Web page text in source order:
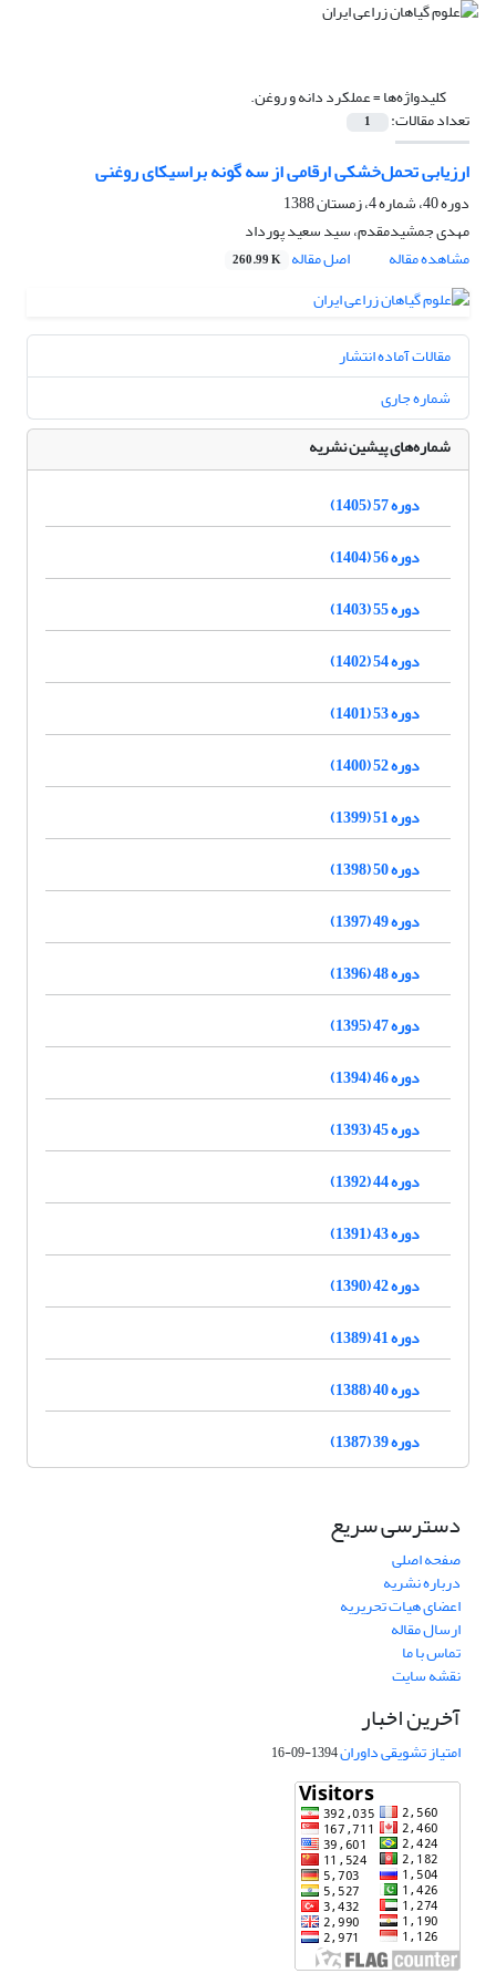
کلیدواژه‌ها =عملکرد دانه و روغن.
تعداد مقالات: 1
ارزیابی تحمل‌خشکی ارقامی از سه گونه براسیکای روغنی
دوره 40، شماره 4، زمستان 1388
مهدی جمشیدمقدم، سید سعید پورداد
مشاهده مقاله
اصل مقاله 260.99 K
مقالات آماده انتشار
شماره جاری
شماره‌های پیشین نشریه
دوره 57 (1405)
دوره 56 (1404)
دوره 55 (1403)
دوره 54 (1402)
دوره 53 (1401)
دوره 52 (1400)
دوره 51 (1399)
دوره 50 (1398)
دوره 49 (1397)
دوره 48 (1396)
دوره 47 (1395)
دوره 46 (1394)
دوره 45 (1393)
دوره 44 (1392)
دوره 43 (1391)
دوره 42 (1390)
دوره 41 (1389)
دوره 40 (1388)
دوره 39 (1387)
دسترسی سریع
صفحه اصلی
درباره نشریه
اعضای هیات تحریریه
ارسال مقاله
تماس با ما
نقشه سایت
آخرین اخبار
امتیاز تشویقی داوران1394-09-16